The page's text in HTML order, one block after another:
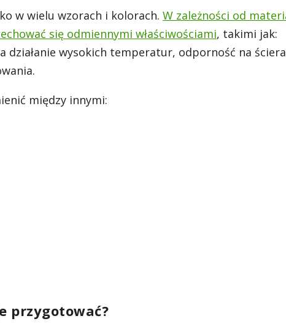
w wielu wzorach i kolorach. W zależności od
się odmiennymi właściwościami, takimi jak:
działanie wysokich temperatur, odporność na
między innymi:
przygotować?